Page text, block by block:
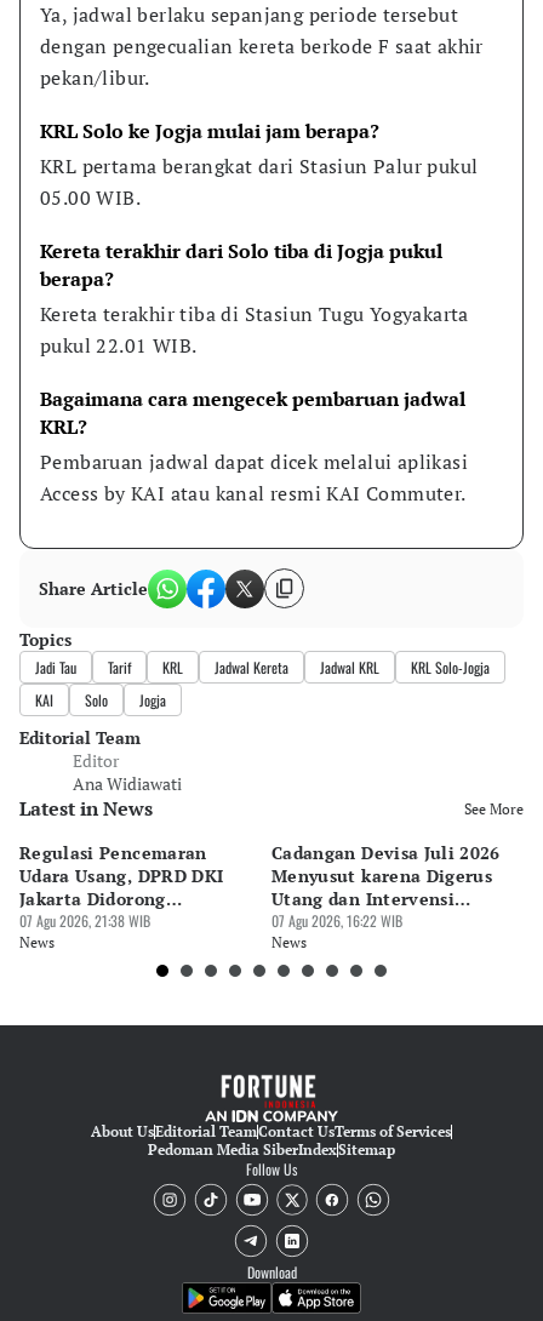
Ya, jadwal berlaku sepanjang periode tersebut
dengan pengecualian kereta berkode F saat akhir
pekan/libur.
KRL Solo ke Jogja mulai jam berapa?
KRL pertama berangkat dari Stasiun Palur pukul
05.00 WIB.
Kereta terakhir dari Solo tiba di Jogja pukul
berapa?
Kereta terakhir tiba di Stasiun Tugu Yogyakarta
pukul 22.01 WIB.
Bagaimana cara mengecek pembaruan jadwal
KRL?
Pembaruan jadwal dapat dicek melalui aplikasi
Access by KAI atau kanal resmi KAI Commuter.
Share Article
Topics
Jadi Tau Tarif KRL Jadwal Kereta Jadwal KRL
KRL Solo-Jogja
KAI
Solo Jogja
Editorial Team
Editor
Ana Widiawati
Latest in News See More
Regulasi Pencemaran
Udara Usang, DPRD DKI
Jakarta Didorong
Prioritaskan Revisi Perda
07 Agu 2026, 21:38 WIB
News
Cadangan Devisa Juli 2026
Menyusut karena Digerus
Utang dan Intervensi
Rupiah
07 Agu 2026, 16:22 WIB
News
About UsEditorial TeamContact UsTerms of Services
Pedoman Media SiberIndexSitemap
Follow Us
Download